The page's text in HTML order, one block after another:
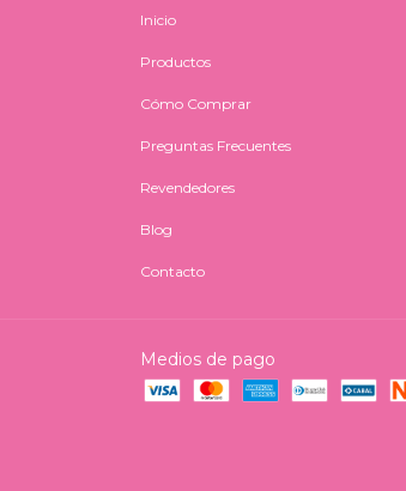
Inicio
Productos
Cómo Comprar
Preguntas Frecuentes
Revendedores
Blog
Contacto
Medios de pago